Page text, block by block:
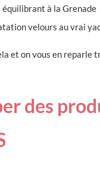
équilibrant à la Grenade
velours au vrai
et on vous en reparle
des